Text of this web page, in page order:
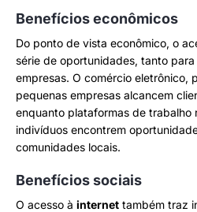
Benefícios econômicos
Do ponto de vista econômico, o
série de oportunidades, tanto
empresas. O comércio eletrônico,
pequenas empresas alcancem
enquanto plataformas de trabalho
indivíduos encontrem
comunidades locais.
Benefícios sociais
O acesso à internet também traz